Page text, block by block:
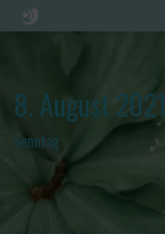
8. August 2021
Sonntag